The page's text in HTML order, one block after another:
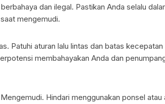
dan ilegal. Pastikan Anda selalu
mengemudi.
Patuhi aturan lalu lintas dan batas
membahayakan Anda dan
Hindari menggunakan ponsel atau